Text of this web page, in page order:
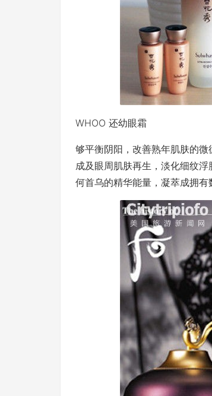
WHOO 还幼眼霜
够平衡阴阳，改善熟年肌肤的
成及眼周肌肤再生，淡化细纹
何首乌的精华能量，凝萃成拥有